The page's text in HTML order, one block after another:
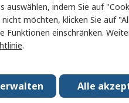
auswählen, indem Sie auf
möchten, klicken Sie auf
Funktionen einschränken.
.
Alle